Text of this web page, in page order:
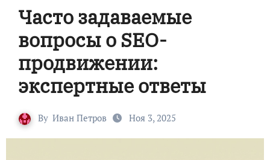
Часто задаваемые
вопросы о SEO-
продвижении:
экспертные ответы
By Иван Петров Ноя 3, 2025